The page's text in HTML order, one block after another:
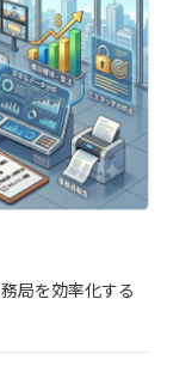
局を効率化する